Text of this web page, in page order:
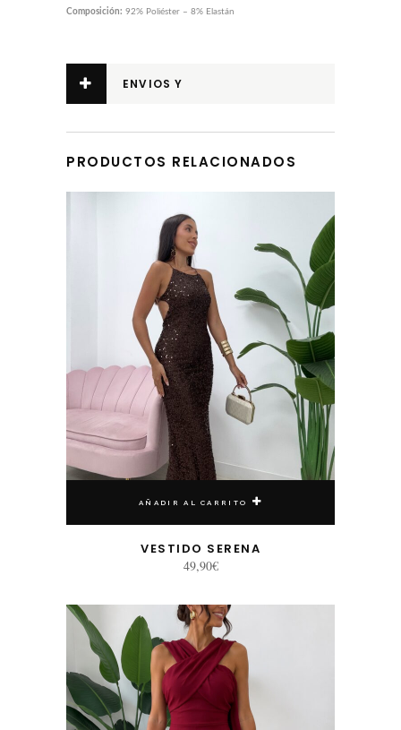
Composición: 92% Poliéster – 8% Elastán
ENVIOS Y
PRODUCTOS RELACIONADOS
AÑADIR AL CARRITO
VESTIDO SERENA
49,90€
Este producto tiene múltiples variantes. Las opciones se pueden elegir en la página de producto